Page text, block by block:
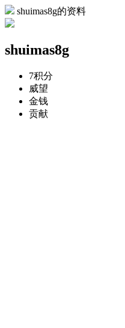
shuimas8g的资料
shuimas8g
7积分
威望
金钱
贡献